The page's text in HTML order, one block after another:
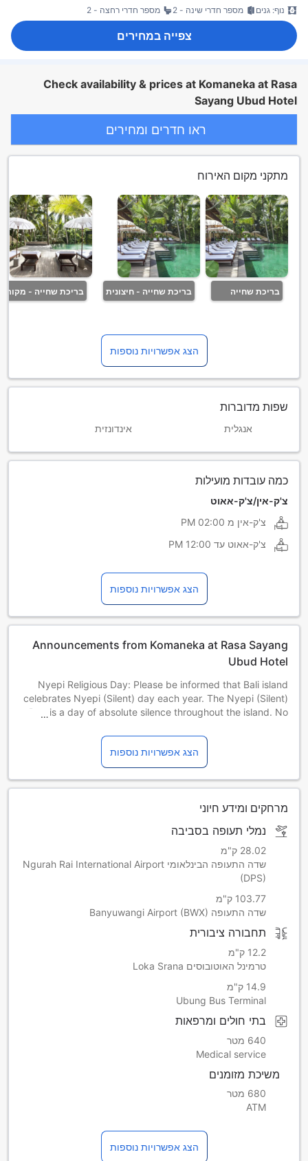
נוף: גנים
מספר חדרי שינה - 2 מספר חדרי רחצה - 2
צפייה במחירים
Check availability & prices at Komaneka at Rasa
Sayang Ubud Hotel
ראו חדרים ומחירים
מתקני מקום האירוח
בריכת שחייה בריכת שחייה - חיצונית בריכת שחייה - מקורה
הצג אפשרויות נוספות
שפות מדוברות
אנגלית אינדונזית
כמה עובדות מועילות
צ'ק-אין/צ'ק-אאוט
צ'ק-אין מ 02:00 PM
צ'ק-אאוט עד 12:00 PM
הצג אפשרויות נוספות
Announcements from Komaneka at Rasa Sayang
Ubud Hotel
Nyepi Religious Day: Please be informed that Bali island
celebrates Nyepi (Silent) day each year. The Nyepi (Silent)
Day is a day of absolute silence throughout the island. No
check-out from hotels. 29 March 2025 | 19 March 2026 | 8
March 2027 | 26 March 2028 | 15 March 2029
הצג אפשרויות נוספות
מרחקים ומידע חיוני
נמלי תעופה בסביבה
28.02 ק"מ
שדה התעופה הבינלאומי Ngurah Rai International Airport
(DPS)
103.77 ק"מ
שדה התעופה Banyuwangi Airport (BWX)
תחבורה ציבורית
12.2 ק"מ
טרמינל האוטובוסים Loka Srana
14.9 ק"מ
Ubung Bus Terminal
בתי חולים ומרפאות
640 מטר
Medical service
משיכת מזומנים
680 מטר
ATM
הצג אפשרויות נוספות